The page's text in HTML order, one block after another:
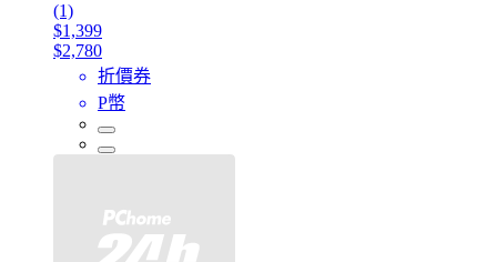
(1)
$1,399
$2,780
折價券
P幣